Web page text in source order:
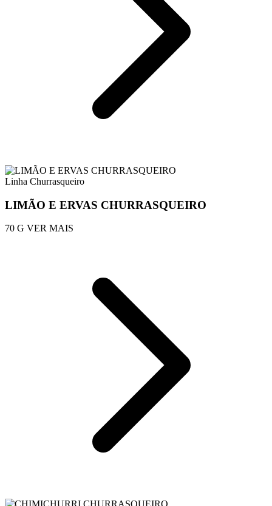
Linha Churrasqueiro
LIMÃO E ERVAS CHURRASQUEIRO
70 G VER MAIS